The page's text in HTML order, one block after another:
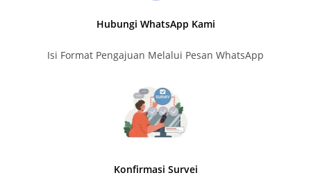
Hubungi WhatsApp Kami
Isi Format Pengajuan Melalui Pesan WhatsApp
Konfirmasi Survei